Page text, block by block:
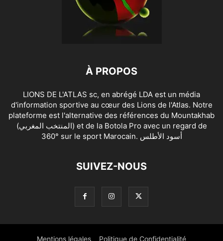
À PROPOS
LIONS DE L'ATLAS sc, en abrégé LDA est un média
d'information sportive au cœur des Lions de l'Atlas. Notre
plateforme est l'alternative des références du Mountakhab
(المنتخب المغربي) et de la Botola Pro avec un regard de
360° sur le sport Marocain. أسود الأطلس
SUIVEZ-NOUS
Mentions légales Politique de Confidentialité